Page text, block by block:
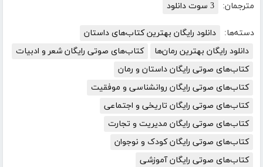
مترجمان: 3 سوت دانلود
دسته‌ها:
دانلود رایگان بهترین کتاب‌های داستان
دانلود رایگان بهترین رمان‌ها
کتاب‌های صوتی رایگان شعر و ادبیات
کتاب‌های صوتی رایگان داستان و رمان
کتاب‌های صوتی رایگان روانشناسی و موفقیت
کتاب‌های صوتی رایگان تاریخی و اجتماعی
کتاب‌های صوتی رایگان مدیریت و تجارت
کتاب‌های صوتی رایگان کودک و نوجوان
کتاب‌های صوتی رایگان آموزشی